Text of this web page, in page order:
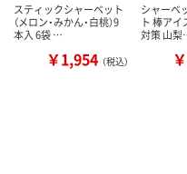
スティックシャーベット
（メロン・みかん・白桃）9
本入 6袋 …
￥1,954 （税込）
シャーベ
ト 棒アイ
対策 山